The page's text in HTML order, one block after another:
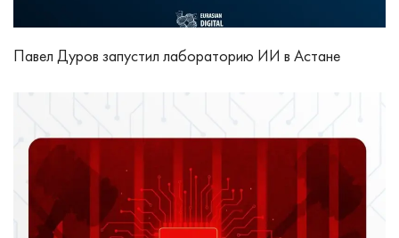
Павел Дуров запустил лабораторию ИИ в Астане